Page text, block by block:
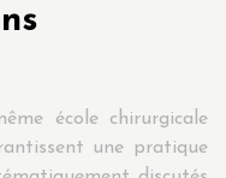
école chirurgicale
une pratique